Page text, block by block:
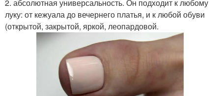
2. абсолютная универсальность. Он подходит к любому
луку: от кежуала до вечернего платья, и к любой обуви
(открытой, закрытой, яркой, леопардовой.